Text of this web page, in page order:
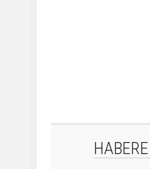
HABERE